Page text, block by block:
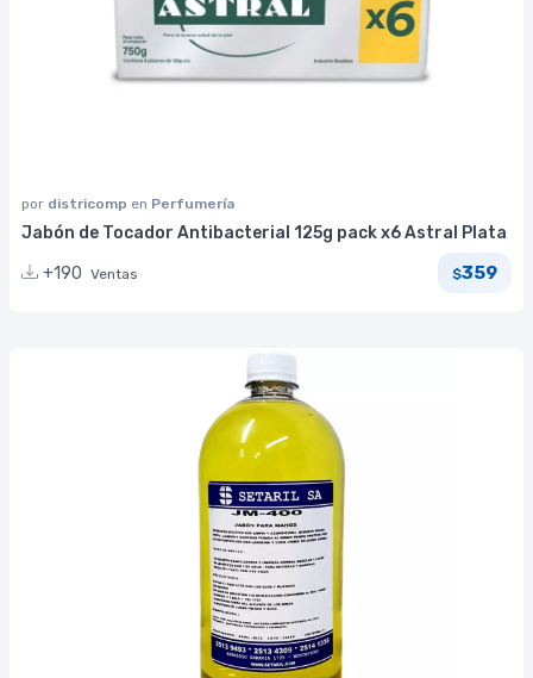
por districomp en Perfumería
Jabón de Tocador Antibacterial 125g pack x6 Astral Plata
+190 Ventas $359